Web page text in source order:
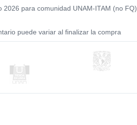
2026 para comunidad UNAM-ITAM (no FQ)
puede variar al finalizar la compra